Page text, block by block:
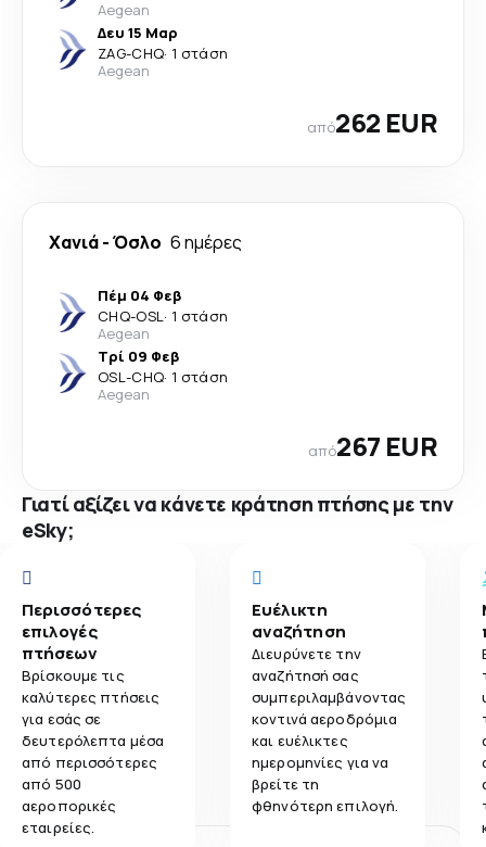
Aegean
Δευ 15 Μαρ
ZAG-CHQ· 1 στάση
Aegean
από262 EUR
Χανιά-Όσλο 6 ημέρες
Πέμ 04 Φεβ
CHQ-OSL· 1 στάση
Aegean
Τρί 09 Φεβ
OSL-CHQ· 1 στάση
Aegean
από267 EUR
Γιατί αξίζει να κάνετε κράτηση πτήσης με την
eSky;
Περισσότερες
επιλογές
πτήσεων
Βρίσκουμε τις
καλύτερες πτήσεις
για εσάς σε
δευτερόλεπτα μέσα
από περισσότερες
από 500
αεροπορικές
εταιρείες.
Ευέλικτη
αναζήτηση
Διευρύνετε την
αναζήτησή σας
συμπεριλαμβάνοντας
κοντινά αεροδρόμια
και ευέλικτες
ημερομηνίες για να
βρείτε τη
φθηνότερη επιλογή.